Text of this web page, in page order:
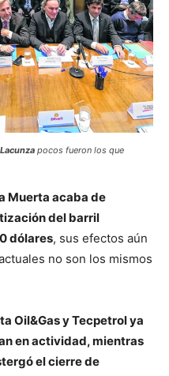
pocos fueron los que
Muerta acaba de
del barril
dólares, sus efectos aún
no son los mismos
Oil&Gas y Tecpetrol ya
en actividad, mientras
el cierre de